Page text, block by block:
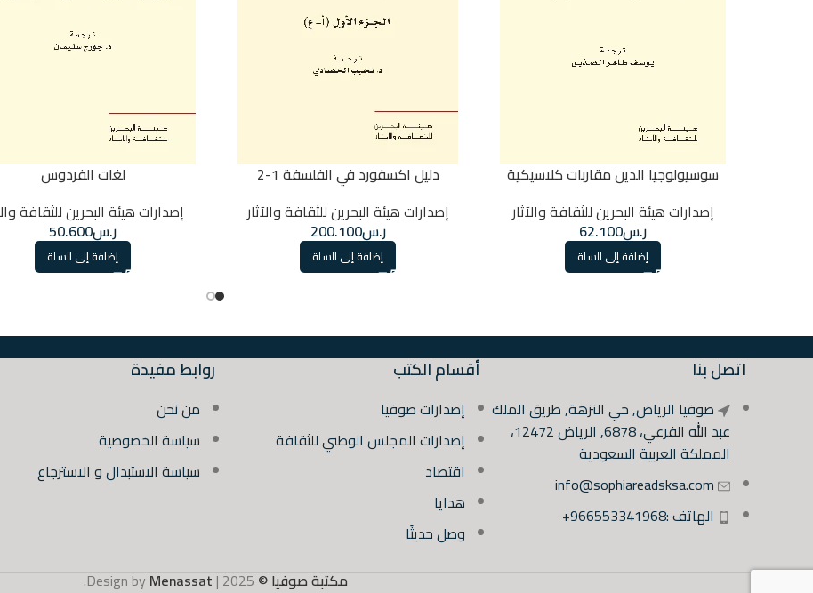
سوسيولوجيا الدين مقاربات كلاسيكية
إصدارات هيئة البحرين للثقافة والآثار
ر.س62.100
إضافة إلى السلة
دليل اكسفورد في الفلسفة 1-2
إصدارات هيئة البحرين للثقافة والآثار
ر.س200.100
إضافة إلى السلة
لغات الفردوس
إصدارات هيئة البحرين للثقافة
ر.س50.600
إضافة إلى السلة
اتصل بنا
صوفيا الرياض, حي النزهة, طريق الملك
عبد الله الفرعي، 6878, الرياض 12472،
المملكة العربية السعودية
info@sophiareadsksa.com
الهاتف :966553341968+
أقسام الكتب
إصدارات صوفيا
إصدارات المجلس الوطني للثقافة
اقتصاد
هدايا
وصل حديثًا
روابط مفيدة
من نحن
سياسة الخصوصية
سياسة الاستبدال و الاسترجاع
مكتبة صوفيا © 2025 | Design by
Menassat
.